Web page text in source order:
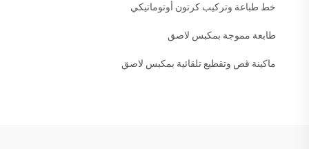
خط طباعة وتركيب كرتون أوتوماتيكي
طابعة مموجة بمكبس لاصق
ماكينة قص وتقطيع تلقائية بمكبس لاصق